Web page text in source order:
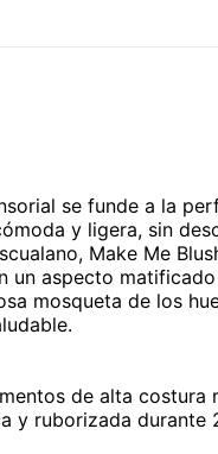
se funde a la
y ligera, sin
Make Me
un aspecto
mosqueta de los
de alta
y ruborizada durante